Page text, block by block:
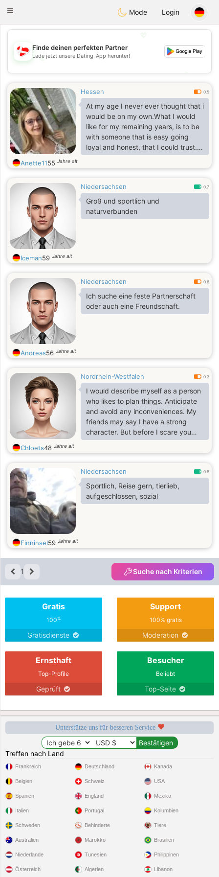
SmukDansk
Toggle
Mode Login
💖
💕
Finde deinen perfekten Partner
Lade jetzt unsere Dating-App herunter!
Hessen 0.5
At my age I never ever thought that i
would be on my own.What I would
like for my remaining years, is to be
with someone that is easy going
loyal and honest, that I could trust.
That we could share the good times
and the bad, I also like doing
keep me occupied, during the long
winter evenings, besides watching
TV.
Anette1155 Jahre alt
Niedersachsen 0.7
Groß und sportlich und
naturverbunden
Iceman59 Jahre alt
Niedersachsen 0.6
Ich suche eine feste Partnerschaft
oder auch eine Freundschaft.
Andreas56 Jahre alt
Nordrhein-Westfalen 0.3
I would describe myself as a person
who likes to plan things. Anticipate
and avoid any inconveniences. My
friends may say I have a strong
character. But before I scare you
away, please know that I am very
understanding, optimistic and
Chloets48 Jahre alt
Niedersachsen 0.8
Sportlich, Reise gern, tierlieb,
aufgeschlossen, sozial
Finninsel59 Jahre alt
1 Suche nach Kriterien
Gratis
100%
Gratisdienste
Support
100% gratis
Moderation
Ernsthaft
Top-Profile
Geprüft
Besucher
Beliebt
Top-Seite
Unterstütze uns für besseren Service
Treffen nach Land
Frankreich
Belgien
Spanien
Italien
Schweden
Deutschland
Schweiz
England
Portugal
Behinderte
Kanada
USA
Mexiko
Kolumbien
Tiere
Australien
Niederlande
Österreich
Marokko
Tunesien
Algerien
Brasilien
Philippinen
Libanon